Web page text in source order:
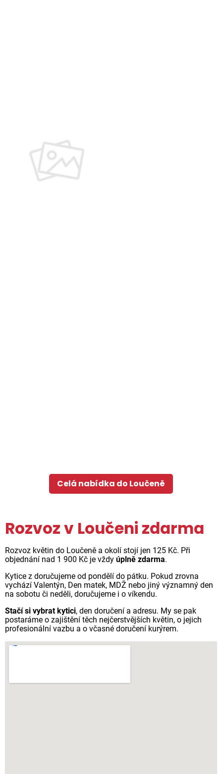
Celá nabídka do Loučeně
Rozvoz v Loučeni zdarma
Rozvoz květin do Loučeně a okolí stojí jen 125 Kč. Při
objednání nad 1 900 Kč je vždy úplně zdarma.
Kytice z doručujeme od pondělí do pátku. Pokud zrovna
vychází Valentýn, Den matek, MDŽ nebo jiný významný den
na sobotu či neděli, doručujeme i o víkendu.
Stačí si vybrat kytici, den doručení a adresu. My se pak
postaráme o zajištění těch nejčerstvějších květin, o jejich
profesionální vazbu a o včasné doručení kurýrem.